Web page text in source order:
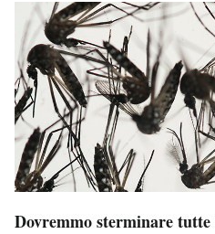
Dovremmo sterminare tutte